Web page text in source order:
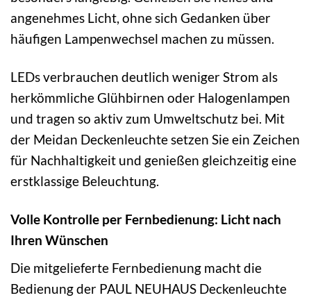
angenehmes Licht, ohne sich Gedanken über
häufigen Lampenwechsel machen zu müssen.
LEDs verbrauchen deutlich weniger Strom als
herkömmliche Glühbirnen oder Halogenlampen
und tragen so aktiv zum Umweltschutz bei. Mit
der Meidan Deckenleuchte setzen Sie ein Zeichen
für Nachhaltigkeit und genießen gleichzeitig eine
erstklassige Beleuchtung.
Volle Kontrolle per Fernbedienung: Licht nach
Ihren Wünschen
Die mitgelieferte Fernbedienung macht die
Bedienung der PAUL NEUHAUS Deckenleuchte